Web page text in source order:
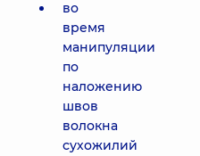
во
время
манипуляции
по
наложению
швов
волокна
сухожилий